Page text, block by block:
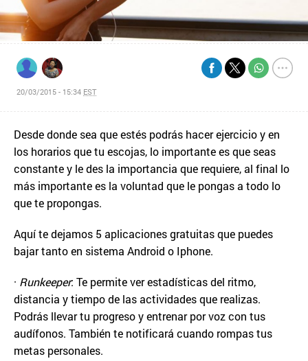
20/03/2015 - 15:34 EST
Desde donde sea que estés podrás hacer ejercicio y en
los horarios que tu escojas, lo importante es que seas
constante y le des la importancia que requiere, al final lo
más importante es la voluntad que le pongas a todo lo
que te propongas.
Aquí te dejamos 5 aplicaciones gratuitas que puedes
bajar tanto en sistema Android o Iphone.
· Runkeeper: Te permite ver estadísticas del ritmo,
distancia y tiempo de las actividades que realizas.
Podrás llevar tu progreso y entrenar por voz con tus
audífonos. También te notificará cuando rompas tus
metas personales.